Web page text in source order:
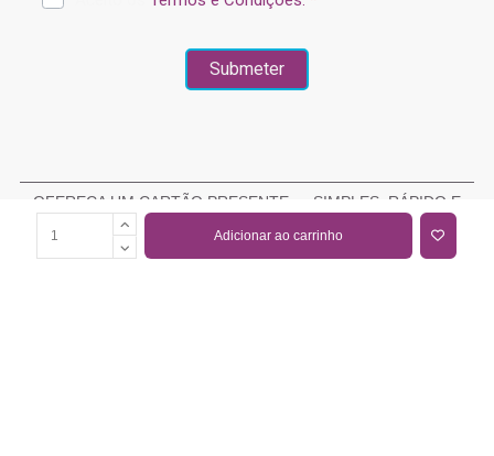
Adicionar ao carrinho
OFEREÇA UM CARTÃO PRESENTE — SIMPLES, RÁPIDO E
ELEGANTE